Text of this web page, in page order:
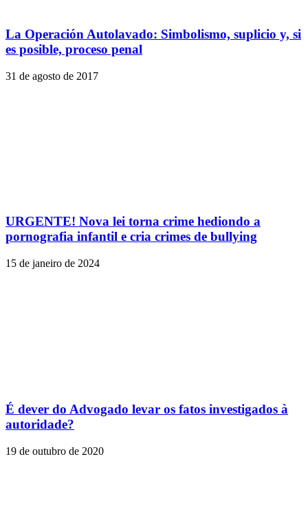
La Operación Autolavado: Simbolismo, suplicio y, si
es posible, proceso penal
31 de agosto de 2017
URGENTE! Nova lei torna crime hediondo a
pornografia infantil e cria crimes de bullying
15 de janeiro de 2024
É dever do Advogado levar os fatos investigados à
autoridade?
19 de outubro de 2020